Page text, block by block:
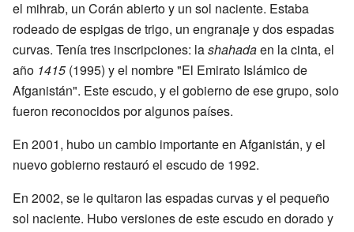
el mihrab, un Corán abierto y un sol naciente. Estaba
rodeado de espigas de trigo, un engranaje y dos espadas
curvas. Tenía tres inscripciones: lashahadaen la cinta, el
año 1415(1995) y el nombre "El Emirato Islámico de
Afganistán". Este escudo, y el gobierno de ese grupo, solo
fueron reconocidos por algunos países.
En 2001, hubo un cambio importante en Afganistán, y el
nuevo gobierno restauró el escudo de 1992.
En 2002, se le quitaron las espadas curvas y el pequeño
sol naciente. Hubo versiones de este escudo en dorado y